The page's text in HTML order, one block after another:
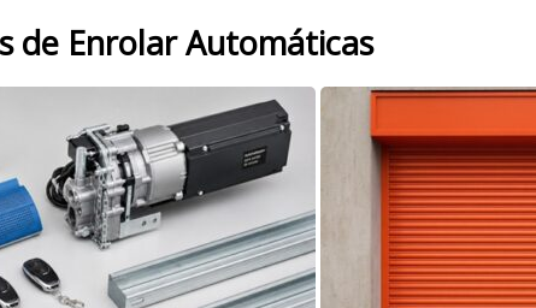
de Enrolar Automáticas